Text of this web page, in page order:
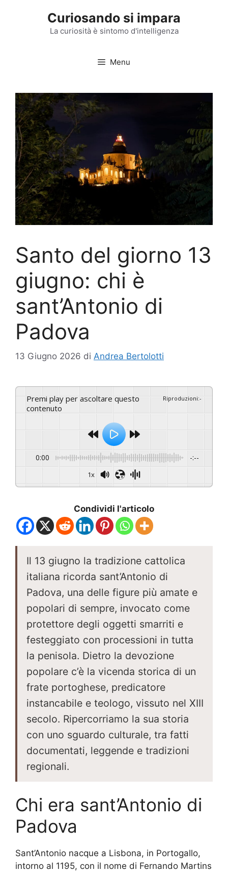
Curiosando si impara
La curiosità è sintomo d'intelligenza
Menu
Santo del giorno 13
giugno: chi è
sant’Antonio di
Padova
13 Giugno 2026 di Andrea Bertolotti
Premi play per ascoltare questo
contenuto
Riproduzioni:-
0:00 -:--
1x
Condividi l'articolo
Il 13 giugno la tradizione cattolica
italiana ricorda sant’Antonio di
Padova, una delle figure più amate e
popolari di sempre, invocato come
protettore degli oggetti smarriti e
festeggiato con processioni in tutta
la penisola. Dietro la devozione
popolare c’è la vicenda storica di un
frate portoghese, predicatore
instancabile e teologo, vissuto nel XIII
secolo. Ripercorriamo la sua storia
con uno sguardo culturale, tra fatti
documentati, leggende e tradizioni
regionali.
Chi era sant’Antonio di
Padova
Sant’Antonio nacque a Lisbona, in Portogallo,
intorno al 1195, con il nome di Fernando Martins